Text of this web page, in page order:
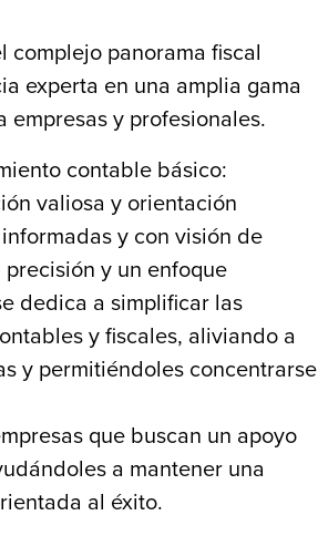
complejo panorama fiscal
experta en una amplia gama
y profesionales.
contable básico:
valiosa y orientación
y con visión de
y un enfoque
dedica a simplificar las
y fiscales, aliviando a
y permitiéndoles concentrarse
que buscan un apoyo
a mantener una
al éxito.